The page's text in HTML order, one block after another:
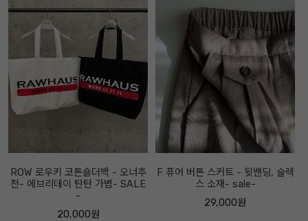
ROW 로우키 코튼숄더백 - 오너추
천- 에브리데이 탄탄 가볍- SALE
-
20,000원
F 퓨어 버튼 스커트 - 뒷밴딩, 슬렉
스 소재- sale-
29,000원